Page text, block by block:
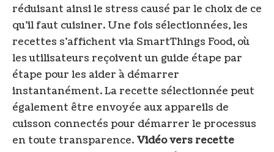
réduisant ainsi le stress causé par le choix de ce
qu’il faut cuisiner. Une fois sélectionnées, les
recettes s’affichent via SmartThings Food, où
les utilisateurs reçoivent un guide étape par
étape pour les aider à démarrer
instantanément. La recette sélectionnée peut
également être envoyée aux appareils de
cuisson connectés pour démarrer le processus
en toute transparence. Vidéo vers recette